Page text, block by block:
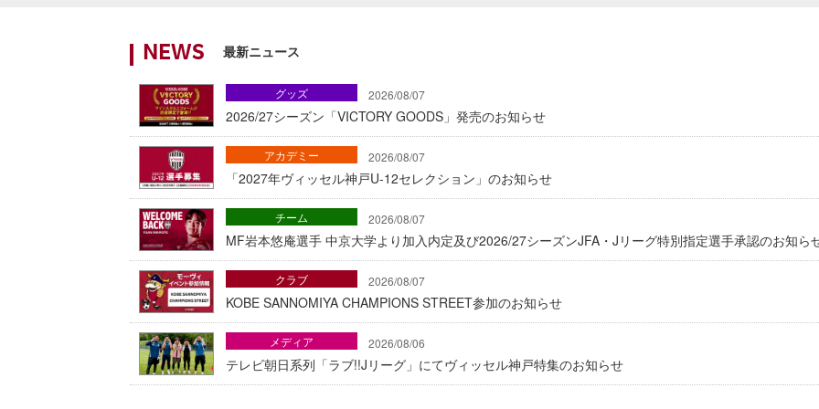
NEWS 最新ニュース
2026/08/07
2026/27シーズン「VICTORY GOODS」発売のお知らせ
グッズ
2026/08/07
「2027年ヴィッセル神戸U-12セレクション」のお知らせ
アカデミー
2026/08/07
MF岩本悠庵選手 中京大学より加入内定及び2026/27シーズンJFA・Jリーグ特別指定選手承認のお知ら
チーム
2026/08/07
KOBE SANNOMIYA CHAMPIONS STREET参加のお知らせ
クラブ
2026/08/06
テレビ朝日系列「ラブ!!Jリーグ」にてヴィッセル神戸特集のお知らせ
メディア